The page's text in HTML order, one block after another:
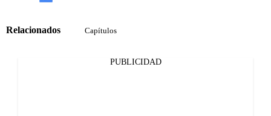
Relacionados Capítulos
PUBLICIDAD